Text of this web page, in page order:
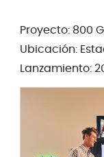
Proyecto: 800
Ubicación:
Lanzamiento: